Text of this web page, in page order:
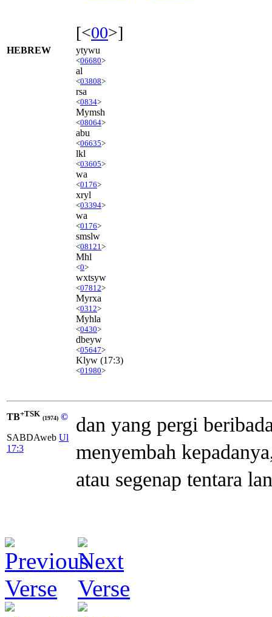
[<00>]
HEBREW ytywu
<06680>
al
<03808>
rsa
<0834>
Mymsh
<08064>
abu
<06635>
lkl
<03605>
wa
<0176>
xryl
<03394>
wa
<0176>
smslw
<08121 >
Mhl
<0>
wxtsyw
<07812>
Myrxa
<0312>
Myhla
<0430>
dbeyw
<05647>
Klyw (17:3)
<01980>
TB+TSK (1974) ©
SABDAweb Ul
17:3
dan yang pergi
menyembah
atau segenap tentara